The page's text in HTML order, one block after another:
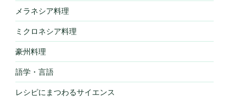
メラネシア料理
ミクロネシア料理
豪州料理
語学・言語
レシピにまつわるサイエンス